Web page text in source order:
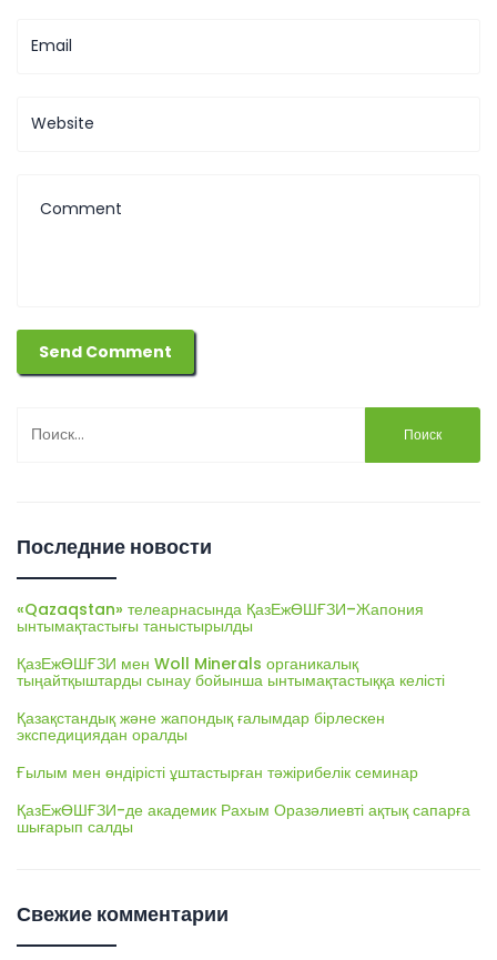
Последние новости
«Qazaqstan» телеарнасында ҚазЕжӨШҒЗИ–Жапония
ынтымақтастығы таныстырылды
ҚазЕжӨШҒЗИ мен Woll Minerals органикалық
тыңайтқыштарды сынау бойынша ынтымақтастыққа келісті
Қазақстандық және жапондық ғалымдар бірлескен
экспедициядан оралды
Ғылым мен өндірісті ұштастырған тәжірибелік семинар
ҚазЕжӨШҒЗИ-де академик Рахым Оразәлиевті ақтық сапарға
шығарып салды
Свежие комментарии